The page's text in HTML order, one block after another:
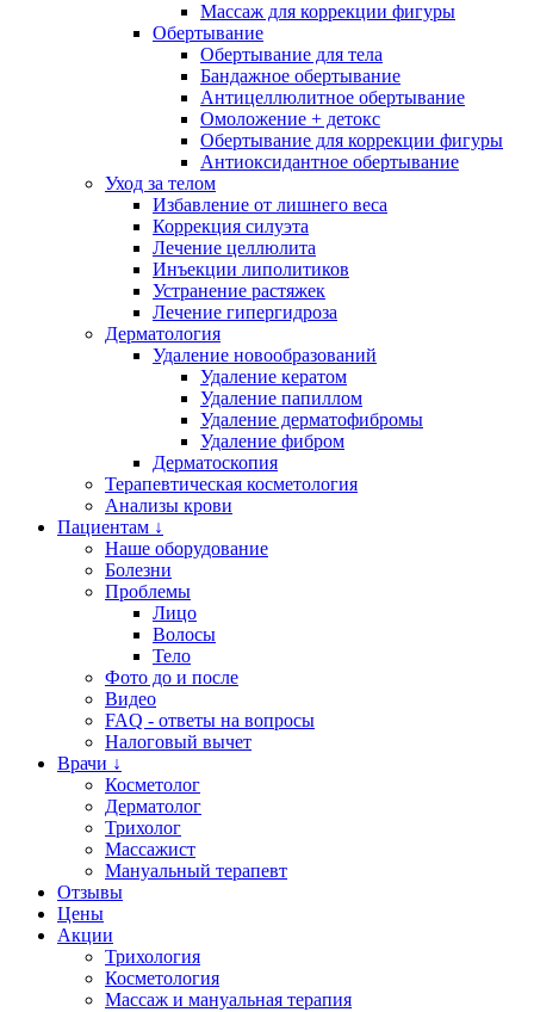
Массаж для коррекции фигуры
Обертывание
Обертывание для тела
Бандажное обертывание
Антицеллюлитное обертывание
Омоложение + детокс
Обертывание для коррекции фигуры
Антиоксидантное обертывание
Уход за телом
Избавление от лишнего веса
Коррекция силуэта
Лечение целлюлита
Инъекции липолитиков
Устранение растяжек
Лечение гипергидроза
Дерматология
Удаление новообразований
Удаление кератом
Удаление папиллом
Удаление дерматофибромы
Удаление фибром
Дерматоскопия
Терапевтическая косметология
Анализы крови
Пациентам ↓
Наше оборудование
Болезни
Проблемы
Лицо
Волосы
Тело
Фото до и после
Видео
FAQ - ответы на вопросы
Налоговый вычет
Врачи ↓
Косметолог
Дерматолог
Трихолог
Массажист
Мануальный терапевт
Отзывы
Цены
Акции
Трихология
Косметология
Массаж и мануальная терапия